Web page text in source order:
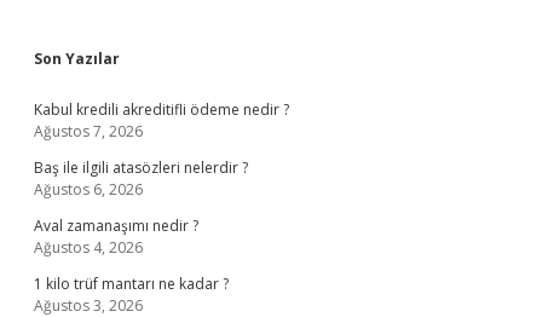
Sidebar
Son Yazılar
Kabul kredili akreditifli ödeme nedir ?
Ağustos 7, 2026
Baş ile ilgili atasözleri nelerdir ?
Ağustos 6, 2026
Aval zamanaşımı nedir ?
Ağustos 4, 2026
1 kilo trüf mantarı ne kadar ?
Ağustos 3, 2026